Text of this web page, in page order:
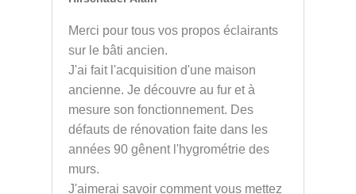
Merci pour tous vos propos éclairants
sur le bâti ancien.
J'ai fait l'acquisition d'une maison
ancienne. Je découvre au fur et à
mesure son fonctionnement. Des
défauts de rénovation faite dans les
années 90 gênent l'hygrométrie des
murs.
J'aimerai savoir comment vous mettez